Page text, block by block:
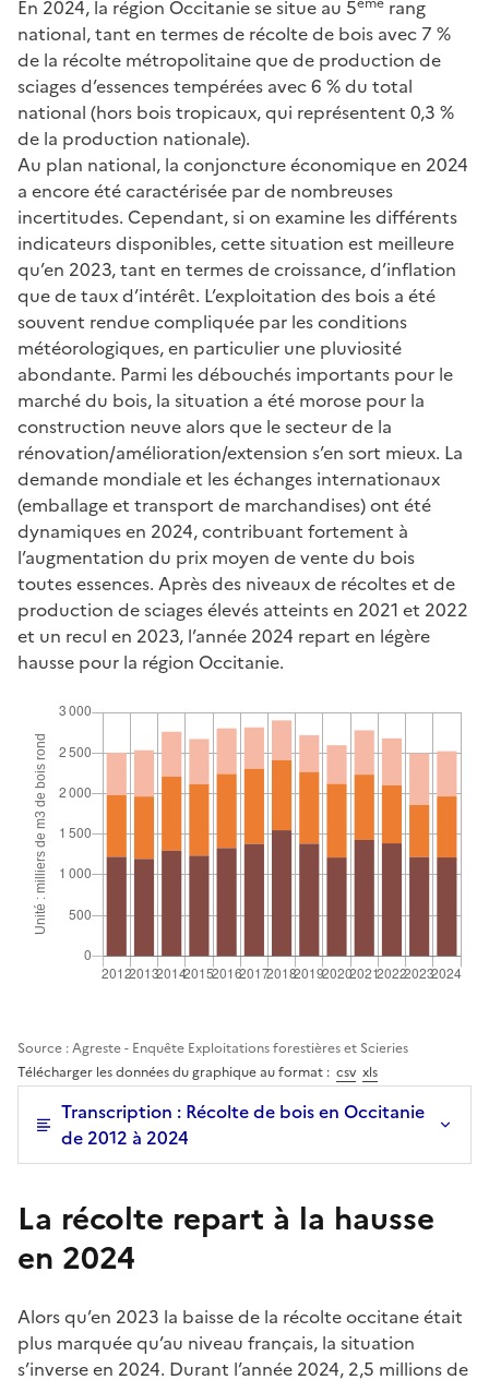
En 2024, la région Occitanie se situe au 5
rang
national, tant en termes de récolte de bois avec 7 %
de la récolte métropolitaine que de production de
sciages d’essences tempérées avec 6 % du total
national (hors bois tropicaux, qui représentent 0,3 %
de la production nationale).
Au plan national, la conjoncture économique en 2024
a encore été caractérisée par de nombreuses
incertitudes. Cependant, si on examine les différents
indicateurs disponibles, cette situation est meilleure
qu’en 2023, tant en termes de croissance, d’inflation
que de taux d’intérêt. L’exploitation des bois a été
souvent rendue compliquée par les conditions
météorologiques, en particulier une pluviosité
abondante. Parmi les débouchés importants pour le
marché du bois, la situation a été morose pour la
construction neuve alors que le secteur de la
rénovation/amélioration/extension s’en sort mieux. La
demande mondiale et les échanges internationaux
(emballage et transport de marchandises) ont été
dynamiques en 2024, contribuant fortement à
l’augmentation du prix moyen de vente du bois
toutes essences. Après des niveaux de récoltes et de
production de sciages élevés atteints en 2021 et 2022
et un recul en 2023, l’année 2024 repart en légère
hausse pour la région Occitanie.
Source : Agreste - Enquête Exploitations forestières et Scieries
Télécharger les données du graphique au format : csv xls
Transcription : Récolte de bois en Occitanie
de 2012 à 2024
La récolte repart à la hausse
en 2024
Alors qu’en 2023 la baisse de la récolte occitane était
plus marquée qu’au niveau français, la situation
s’inverse en 2024. Durant l’année 2024, 2,5 millions de